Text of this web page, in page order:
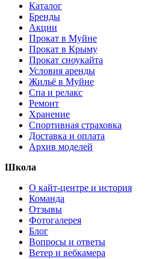
Каталог
Бренды
Акции
Прокат в Муйне
Прокат в Крыму
Прокат сноукайта
Условия аренды
Жильё в Муйне
Спа и релакс
Ремонт
Хранение
Спортивная страховка
Доставка и оплата
Архив моделей
Школа
О кайт-центре и история
Команда
Отзывы
Фотогалерея
Блог
Вопросы и ответы
Ветер и вебкамера